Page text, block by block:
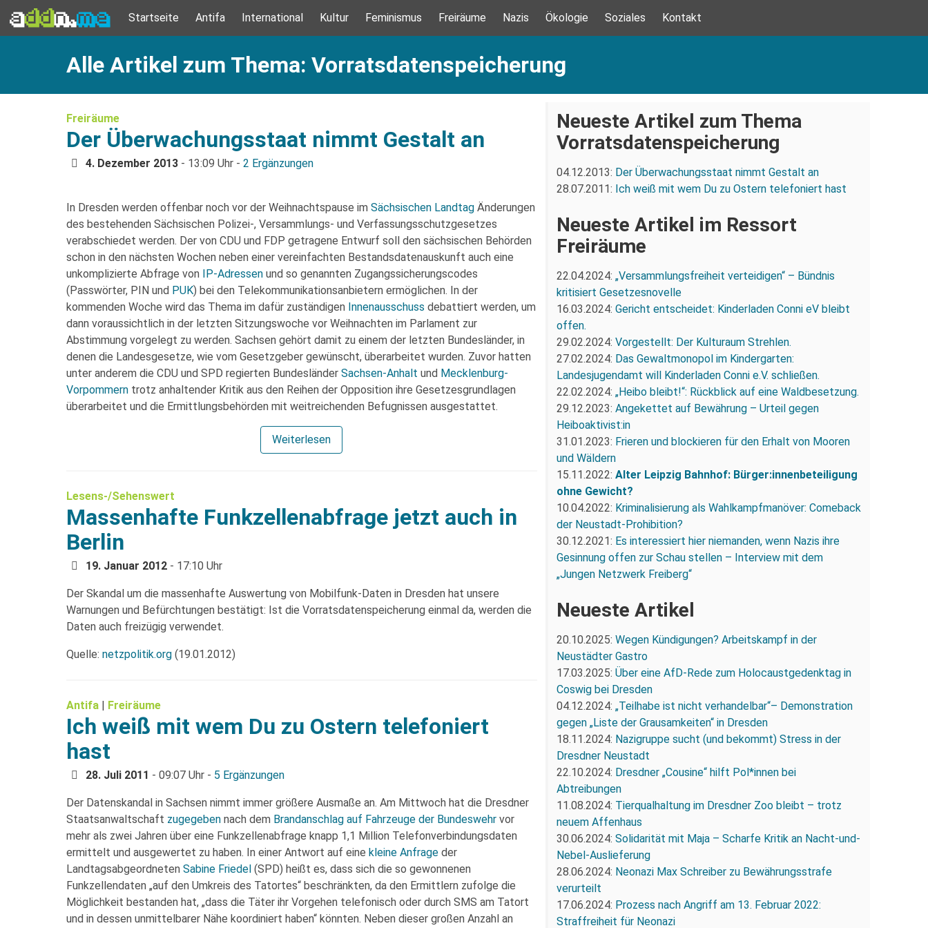
Startseite Antifa International Kultur Feminismus Freiräume Nazis Ökologie Soziales Kontakt
Alle Artikel zum Thema: Vorratsdatenspeicherung
Freiräume
Der Überwachungsstaat nimmt Gestalt an
4. Dezember 2013 - 13:09 Uhr - 2 Ergänzungen
In Dresden werden offenbar noch vor der Weihnachtspause im Sächsischen Landtag Änderungen
des bestehenden Sächsischen Polizei-, Versammlungs- und Verfassungsschutzgesetzes
verabschiedet werden. Der von CDU und FDP getragene Entwurf soll den sächsischen Behörden
schon in den nächsten Wochen neben einer vereinfachten Bestandsdatenauskunft auch eine
unkomplizierte Abfrage von IP-Adressen und so genannten Zugangssicherungscodes
(Passwörter, PIN und PUK) bei den Telekommunikationsanbietern ermöglichen. In der
kommenden Woche wird das Thema im dafür zuständigen Innenausschuss debattiert werden, um
dann voraussichtlich in der letzten Sitzungswoche vor Weihnachten im Parlament zur
Abstimmung vorgelegt zu werden. Sachsen gehört damit zu einem der letzten Bundesländer, in
denen die Landesgesetze, wie vom Gesetzgeber gewünscht, überarbeitet wurden. Zuvor hatten
unter anderem die CDU und SPD regierten Bundesländer Sachsen-Anhalt und Mecklenburg-
Vorpommern trotz anhaltender Kritik aus den Reihen der Opposition ihre Gesetzesgrundlagen
überarbeitet und die Ermittlungsbehörden mit weitreichenden Befugnissen ausgestattet.
Weiterlesen
Lesens-/Sehenswert
Massenhafte Funkzellenabfrage jetzt auch in
Berlin
19. Januar 2012 - 17:10 Uhr
Der Skandal um die massenhafte Auswertung von Mobilfunk-Daten in Dresden hat unsere
Warnungen und Befürchtungen bestätigt: Ist die Vorratsdatenspeicherung einmal da, werden die
Daten auch freizügig verwendet.
Quelle: netzpolitik.org (19.01.2012)
Antifa | Freiräume
Ich weiß mit wem Du zu Ostern telefoniert
hast
28. Juli 2011 - 09:07 Uhr - 5 Ergänzungen
Der Datenskandal in Sachsen nimmt immer größere Ausmaße an. Am Mittwoch hat die Dresdner
Staatsanwaltschaft zugegeben nach dem Brandanschlag auf Fahrzeuge der Bundeswehr vor
mehr als zwei Jahren über eine Funkzellenabfrage knapp 1,1 Million Telefonverbindungsdaten
ermittelt und ausgewertet zu haben. In einer Antwort auf eine kleine Anfrage der
Landtagsabgeordneten Sabine Friedel (SPD) heißt es, dass sich die so gewonnenen
Funkzellendaten „auf den Umkreis des Tatortes“ beschränkten, da den Ermittlern zufolge die
Möglichkeit bestanden hat, „dass die Täter ihr Vorgehen telefonisch oder durch SMS am Tatort
und in dessen unmittelbarer Nähe koordiniert haben“ könnten. Neben dieser großen Anzahl an
Neueste Artikel zum Thema
Vorratsdatenspeicherung
04.12.2013: Der Überwachungsstaat nimmt Gestalt an
28.07.2011: Ich weiß mit wem Du zu Ostern telefoniert hast
Neueste Artikel im Ressort
Freiräume
22.04.2024: „Versammlungsfreiheit verteidigen“ – Bündnis
kritisiert Gesetzesnovelle
16.03.2024: Gericht entscheidet: Kinderladen Conni eV bleibt
offen.
29.02.2024: Vorgestellt: Der Kulturaum Strehlen.
27.02.2024: Das Gewaltmonopol im Kindergarten:
Landesjugendamt will Kinderladen Conni e.V. schließen.
22.02.2024: „Heibo bleibt!“: Rückblick auf eine Waldbesetzung.
29.12.2023: Angekettet auf Bewährung – Urteil gegen
Heiboaktivist:in
31.01.2023: Frieren und blockieren für den Erhalt von Mooren
und Wäldern
15.11.2022: Alter Leipzig Bahnhof: Bürger:innenbeteiligung
ohne Gewicht?
10.04.2022: Kriminalisierung als Wahlkampfmanöver: Comeback
der Neustadt-Prohibition?
30.12.2021: Es interessiert hier niemanden, wenn Nazis ihre
Gesinnung offen zur Schau stellen – Interview mit dem
„Jungen Netzwerk Freiberg“
Neueste Artikel
20.10.2025: Wegen Kündigungen? Arbeitskampf in der
Neustädter Gastro
17.03.2025: Über eine AfD-Rede zum Holocaustgedenktag in
Coswig bei Dresden
04.12.2024: „Teilhabe ist nicht verhandelbar“– Demonstration
gegen „Liste der Grausamkeiten“ in Dresden
18.11.2024: Nazigruppe sucht (und bekommt) Stress in der
Dresdner Neustadt
22.10.2024: Dresdner „Cousine“ hilft Pol*innen bei
Abtreibungen
11.08.2024: Tierqualhaltung im Dresdner Zoo bleibt – trotz
neuem Affenhaus
30.06.2024: Solidarität mit Maja – Scharfe Kritik an Nacht-und-
Nebel-Auslieferung
28.06.2024: Neonazi Max Schreiber zu Bewährungsstrafe
verurteilt
17.06.2024: Prozess nach Angriff am 13. Februar 2022:
Straffreiheit für Neonazi